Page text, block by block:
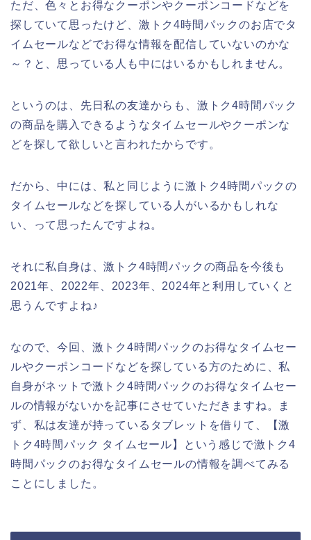
ただ、色々とお得なクーポンやクーポンコードなどを
探していて思ったけど、激トク4時間パックのお店でタ
イムセールなどでお得な情報を配信していないのかな
～？と、思っている人も中にはいるかもしれません。
というのは、先日私の友達からも、激トク4時間パック
の商品を購入できるようなタイムセールやクーポンな
どを探して欲しいと言われたからです。
だから、中には、私と同じように激トク4時間パックの
タイムセールなどを探している人がいるかもしれな
い、って思ったんですよね。
それに私自身は、激トク4時間パックの商品を今後も
2021年、2022年、2023年、2024年と利用していくと
思うんですよね♪
なので、今回、激トク4時間パックのお得なタイムセー
ルやクーポンコードなどを探している方のために、私
自身がネットで激トク4時間パックのお得なタイムセー
ルの情報がないかを記事にさせていただきますね。ま
ず、私は友達が持っているタブレットを借りて、【激
トク4時間パック タイムセール】という感じで激トク4
時間パックのお得なタイムセールの情報を調べてみる
ことにしました。